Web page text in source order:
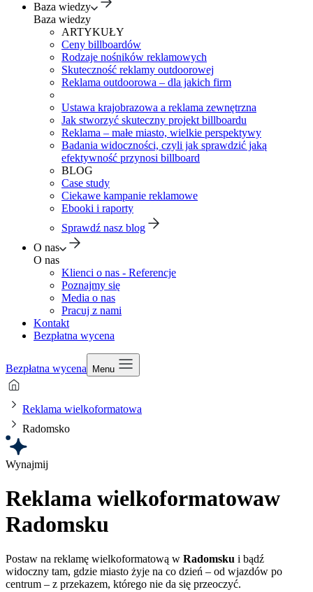
Baza wiedzy
Baza wiedzy
ARTYKUŁY
Ceny billboardów
Rodzaje nośników reklamowych
Skuteczność reklamy outdoorowej
Reklama outdoorowa – dla jakich firm
Ustawa krajobrazowa a reklama zewnętrzna
Jak stworzyć skuteczny projekt billboardu
Reklama – małe miasto, wielkie perspektywy
Badania widoczności, czyli jak sprawdzić jaką
efektywność przynosi billboard
BLOG
Case study
Ciekawe kampanie reklamowe
Ebooki i raporty
Sprawdź nasz blog
O nas
O nas
Klienci o nas - Referencje
Poznajmy się
Media o nas
Pracuj z nami
Kontakt
Bezpłatna wycena
Bezpłatna wycena Menu
Reklama wielkoformatowa
Radomsko
Wynajmij
Reklama wielkoformatowaw
Radomsku
Postaw na reklamę wielkoformatową w Radomsku i bądź
widoczny tam, gdzie miasto żyje na co dzień – od wjazdów po
centrum – z przekazem, którego nie da się przeoczyć.